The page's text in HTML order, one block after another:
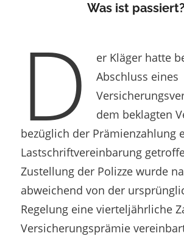
Was ist passiert?
D
er Kläger hatte
Abschluss eines
dem beklagten
bezüglich der Prämienzahlung
Lastschriftvereinbarung
Zustellung der Polizze wurde
abweichend von der
Regelung eine vierteljährliche
Versicherungsprämie